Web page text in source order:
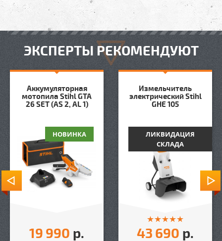
ЭКСПЕРТЫ РЕКОМЕНДУЮТ
Аккумуляторная
мотопила Stihl GTA
26 SET (AS 2, AL 1)
НОВИНКА
19 990 р.
Измельчитель
электрический Stihl
GHE 105
ЛИКВИДАЦИЯ
СКЛАДА
43 690 р.